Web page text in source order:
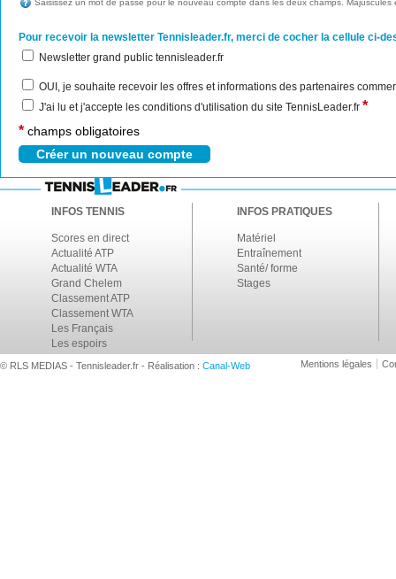
Saisissez un mot de passe pour le nouveau compte dans les deux champs. Majuscules
Pour recevoir la newsletter Tennisleader.fr, merci de cocher la cellule ci-
Newsletter grand public tennisleader.fr
OUI, je souhaite recevoir les offres et informations des partenaires
J'ai lu et j'accepte les conditions d'utilisation du site TennisLeader.fr *
* champs obligatoires
INFOS TENNIS
Scores en direct
Actualité ATP
Actualité WTA
Grand Chelem
Classement ATP
Classement WTA
Les Français
Les espoirs
INFOS PRATIQUES
Matériel
Entraînement
Santé/ forme
Stages
© RLS MEDIAS - Tennisleader.fr - Réalisation : Canal-Web Mentions légales